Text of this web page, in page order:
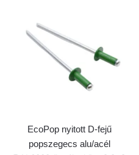
EcoPop nyitott D-fejű
popszegecs alu/acél